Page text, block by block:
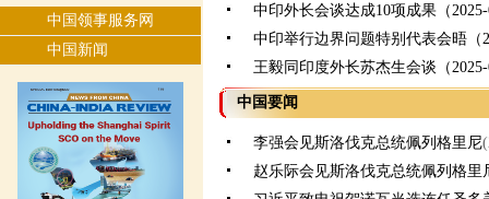
中国领事服务网
中国新闻
中印外长会谈达成10项成果（
中印举行边界问题特别代表会晤（
王毅同印度外长苏杰生会谈（
中国要闻
李强会见斯洛伐克总统佩列格里尼
赵乐际会见斯洛伐克总统佩列格里